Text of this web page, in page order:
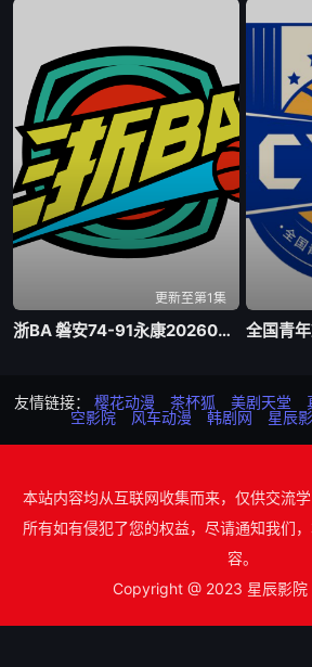
更新至第1集
浙BA 磐安74-91永康20260805
友情链接： 樱花动漫 茶杯狐 美剧天堂
空影院
风车动漫 韩剧网 星辰
本站内容均从互联网收集而来，仅供交流
所有如有侵犯了您的权益，尽请通知我们
容。
Copyright @ 2023 星辰影院